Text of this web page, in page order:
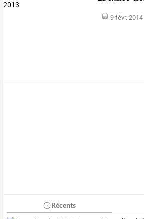
9 févr. 2014
Récents